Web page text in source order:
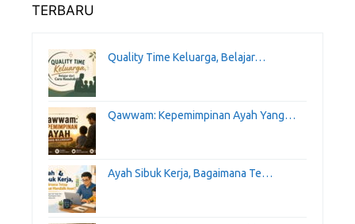
TERBARU
Quality Time Keluarga, Belajar…
Qawwam: Kepemimpinan Ayah Yang…
Ayah Sibuk Kerja, Bagaimana Te…